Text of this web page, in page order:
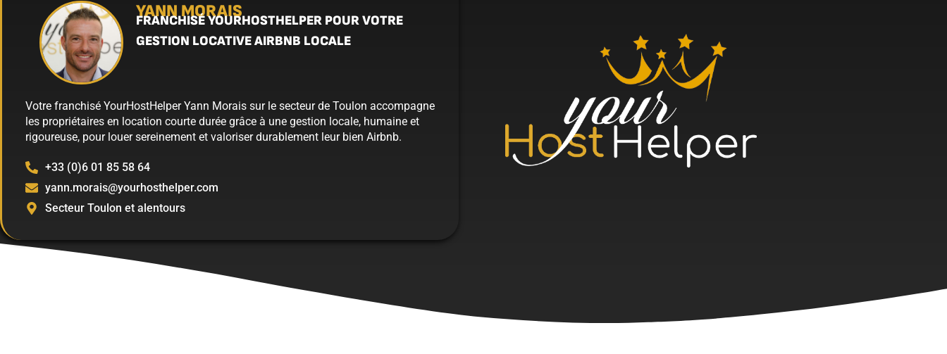
YANN MORAIS
FRANCHISÉ YOURHOSTHELPER POUR VOTRE
GESTION LOCATIVE AIRBNB LOCALE
Votre franchisé YourHostHelper Yann Morais sur le secteur de Toulon accompagne
les propriétaires en location courte durée grâce à une gestion locale, humaine et
rigoureuse, pour louer sereinement et valoriser durablement leur bien Airbnb.
+33 (0)6 01 85 58 64
yann.morais@yourhosthelper.com
Secteur Toulon et alentours